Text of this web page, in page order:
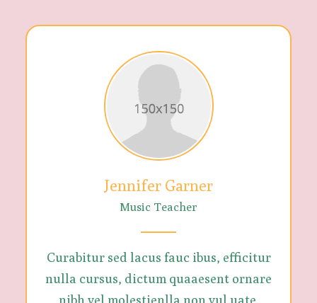
Jennifer Garner
Music Teacher
Curabitur sed lacus fauc ibus, efficitur
nulla cursus, dictum quaaesent ornare